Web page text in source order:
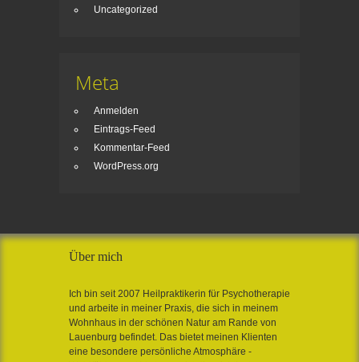
Uncategorized
Meta
Anmelden
Eintrags-Feed
Kommentar-Feed
WordPress.org
Über mich
Ich bin seit 2007 Heilpraktikerin für Psychotherapie
und arbeite in meiner Praxis, die sich in meinem
Wohnhaus in der schönen Natur am Rande von
Lauenburg befindet. Das bietet meinen Klienten
eine besondere persönliche Atmosphäre -